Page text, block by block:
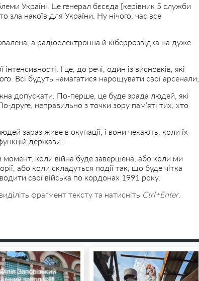
Україні. Це генерал бєсєда [керівник 5 служби
накоїв для України. Ну нічого, час все
а радіоелектронна й кіберрозвідка на дуже
І це, до речі, один із висновків, які
Всі будуть намагатися нарощувати свої арсенали;
допускати. По-перше, це буде зрада людей, які
друге, неправильно з точки зору пам’яті тих, хто
зараз живе в окупації, і вони чекають, коли їх
держави;
коли війна буде завершена, або коли ми
або коли складуться події так, що буде чітка
свої війська по кордонах 1991 року.
фрагмент тексту та натисніть Ctrl+Enter.